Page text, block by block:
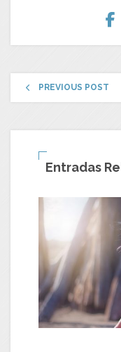
PREVIOUS POST
Entradas